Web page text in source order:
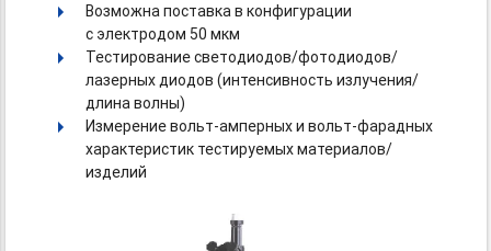
Возможна поставка в конфигурации
с электродом 50 мкм
Тестирование светодиодов/фотодиодов/
лазерных диодов (интенсивность излучения/
длина волны)
Измерениевольт-амперныхи вольт-фарадных
характеристик тестируемых материалов/
изделий